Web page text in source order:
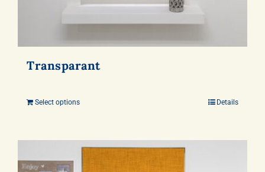
Transparant
Select options Details